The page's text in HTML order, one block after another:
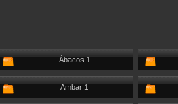
Ábacos 1
Ambar 1